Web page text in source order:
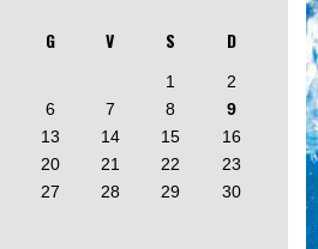
G V S D
1
2
6 7 8
9
13 14 15
16
20 21 22
23
27 28 29
30